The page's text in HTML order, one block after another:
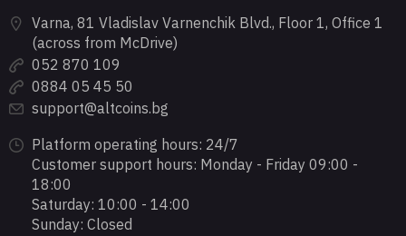
Varna, 81 Vladislav Varnenchik Blvd., Floor 1, Office 1
(across from McDrive)
052 870 109
0884 05 45 50
support@altcoins.bg
Platform operating hours: 24/7
Customer support hours: Monday - Friday 09:00 -
18:00
Saturday: 10:00 - 14:00
Sunday: Closed